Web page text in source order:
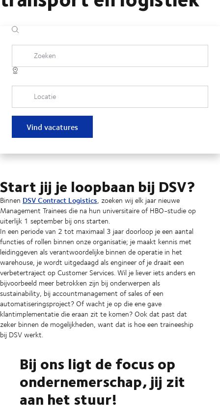
Zoeken
Locatie
Vind vacatures
Start jij je loopbaan bij DSV?
Binnen DSV Contract Logistics, zoeken wij elk jaar nieuwe
Management Trainees die na hun universitaire of HBO-studie op
uiterlijk 1 september bij ons starten.
In een periode van 2 tot maximaal 3 jaar doorloop je een aantal
functies of rollen binnen onze organisatie; je maakt kennis met
leidinggeven als verantwoordelijke binnen de operatie in het
warehouse, je wordt uitgedaagd als engineer of je draait een
verbetertraject op Customer Services. Wil je liever iets anders en
bijvoorbeeld meer betrokken zijn bij onderwerpen als
sustainability, bij accountmanagement of sales of een
automatiseringsproject? Of wacht je op die ene gave
klantimplementatie die eraan zit te komen? Ook dat past dat
zeker binnen de mogelijkheden, want dat is hoe een traineeship
bij DSV werkt.
Bij ons ligt de focus op
ondernemerschap, jij zit
aan het stuur!